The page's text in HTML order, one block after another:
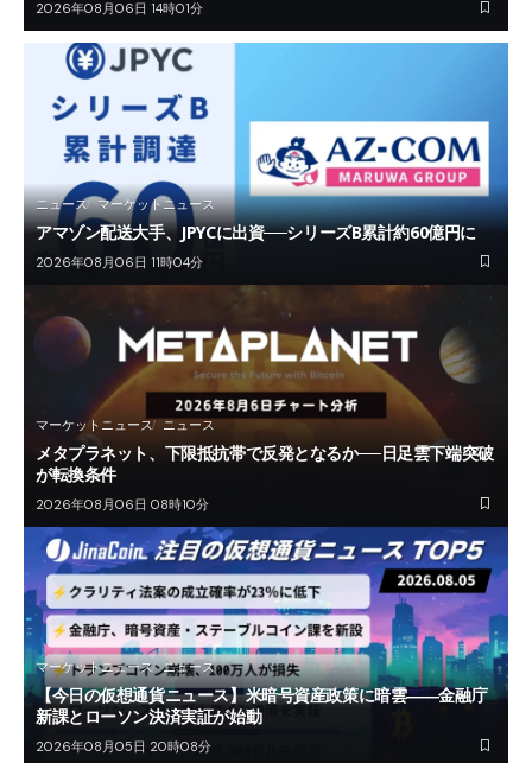
2026年08月06日 14時01分
ニュース マーケットニュース
アマゾン配送大手、JPYCに出資──シリーズB累計約60億円に
2026年08月06日 11時04分
マーケットニュース ニュース
メタプラネット、下限抵抗帯で反発となるか──日足雲下端突破
が転換条件
2026年08月06日 08時10分
マーケットニュース ニュース
【今日の仮想通貨ニュース】米暗号資産政策に暗雲――金融庁
新課とローソン決済実証が始動
2026年08月05日 20時08分